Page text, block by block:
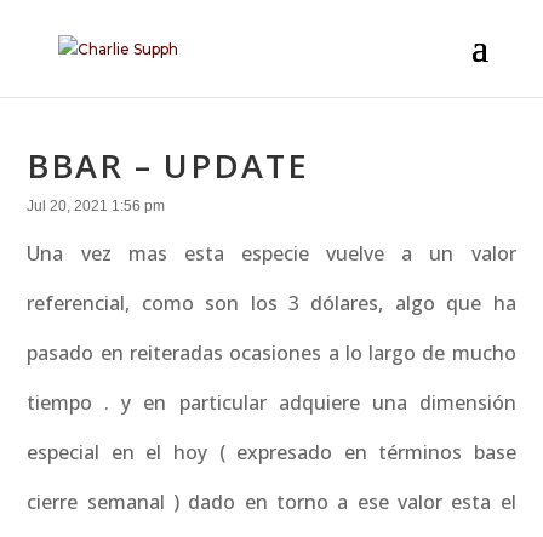
BBAR – UPDATE
Jul 20, 2021 1:56 pm
Una vez mas esta especie vuelve a un valor
referencial, como son los 3 dólares, algo que ha
pasado en reiteradas ocasiones a lo largo de mucho
tiempo . y en particular adquiere una dimensión
especial en el hoy ( expresado en términos base
cierre semanal ) dado en torno a ese valor esta el